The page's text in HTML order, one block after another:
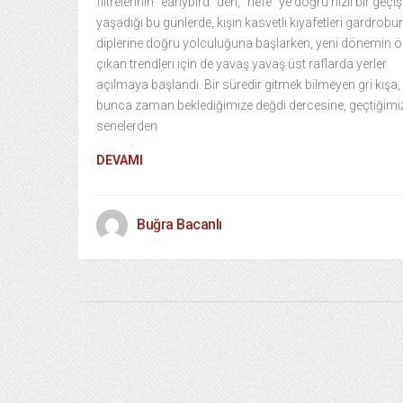
yaşadığı bu günlerde, kışın kasvetli kıyafetleri
diplerine doğru yolculuğuna başlarken, yeni dönemin
çıkan trendleri için de yavaş yavaş üst raflarda yerler
açılmaya başlandı. Bir süredir gitmek bilmeyen gri kışa,
bunca zaman beklediğimize değdi dercesine,
senelerden
DEVAMI
Buğra Bacanlı